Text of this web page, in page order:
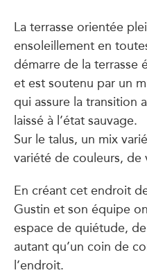
La terrasse orientée
ensoleillement en
démarre de la terrasse
et est soutenu par un
qui assure la transition
laissé à l’état sauvage.
Sur le talus, un mix
variété de couleurs,
En créant cet endroit
Gustin et son équipe
espace de quiétude,
autant qu’un coin de
l’endroit.